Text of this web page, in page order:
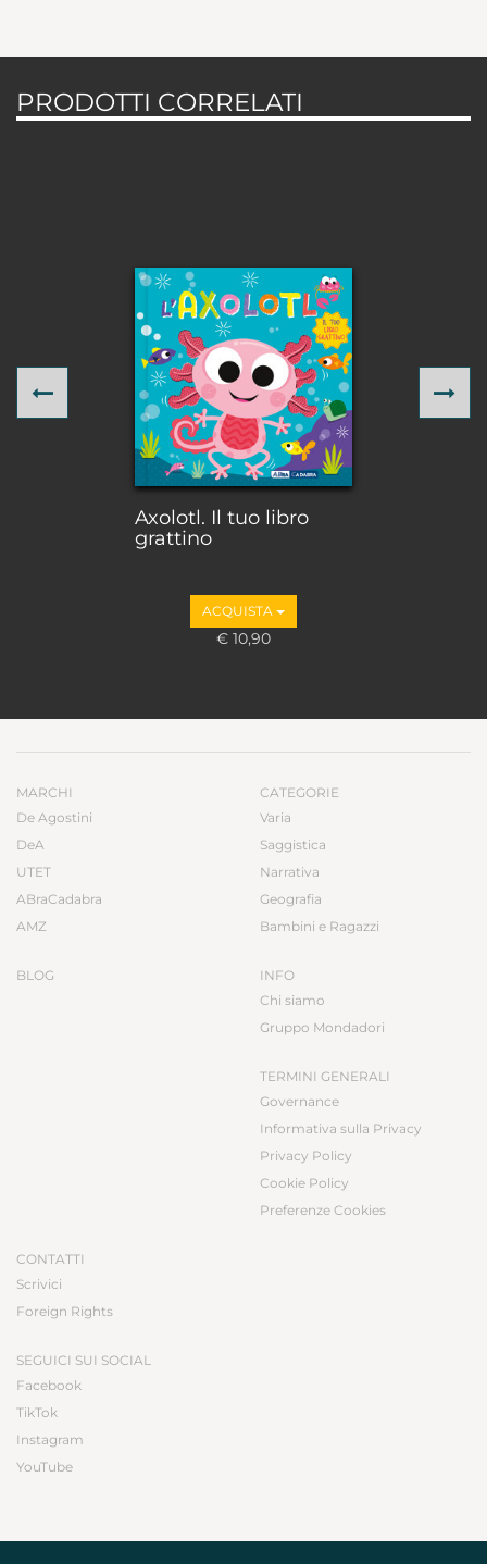
PRODOTTI CORRELATI
Axolotl. Il tuo libro
grattino
ACQUISTA
€ 10,90
Previous
MARCHI
De Agostini
DeA
UTET
ABraCadabra
AMZ
BLOG
CATEGORIE
Varia
Saggistica
Narrativa
Geografia
Bambini e Ragazzi
INFO
Chi siamo
Gruppo Mondadori
TERMINI GENERALI
Governance
Informativa sulla Privacy
Privacy Policy
Cookie Policy
Preferenze Cookies
CONTATTI
Scrivici
Foreign Rights
SEGUICI SUI SOCIAL
Facebook
TikTok
Instagram
YouTube